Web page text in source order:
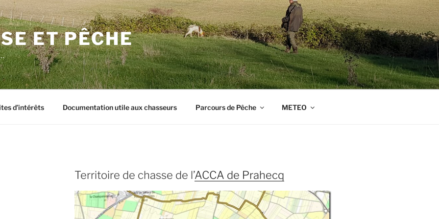
ET PÊCHE
d’intérêts Documentation utile aux chasseurs Parcours de Pêche METEO
Territoire de chasse de l’ACCA de Prahecq